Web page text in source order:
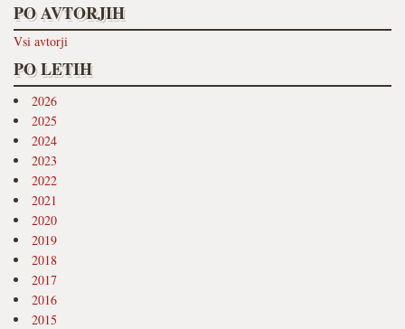
PO AVTORJIH
Vsi avtorji
PO LETIH
2026
2025
2024
2023
2022
2021
2020
2019
2018
2017
2016
2015